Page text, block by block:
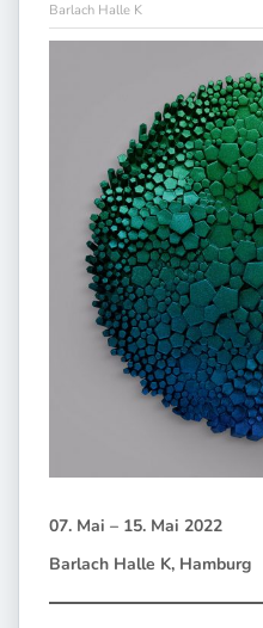
Barlach Halle K
07. Mai – 15. Mai 2022
Barlach Halle K, Hamburg